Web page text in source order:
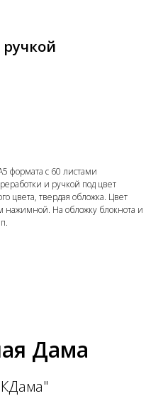
формата с 60 листами
и ручкой под цвет
цвета, твердая обложка. Цвет
На обложку блокнота и
Дама